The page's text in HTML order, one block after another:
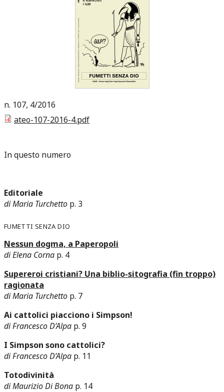
107 4 2016
ateo-107-2016-4.pdf
In questo numero
Editoriale
di Maria Turchetto p. 3
Fumetti senza dio
Nessun dogma, a Paperopoli
di Elena Corna p. 4
Supereroi cristiani? Una biblio-sitografia (fin troppo)
ragionata
di Maria Turchetto p. 7
Ai cattolici piacciono i Simpson!
di Francesco D’Alpa p. 9
I Simpson sono cattolici?
di Francesco D’Alpa p. 11
Totodivinità
di Maurizio Di Bona p. 14